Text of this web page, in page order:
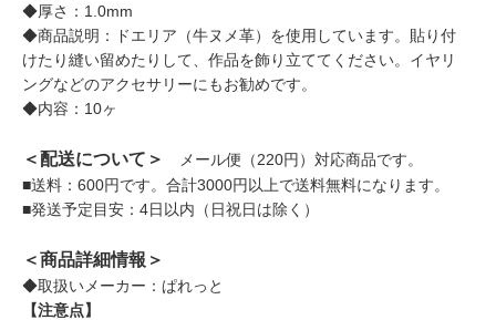
◆厚さ：1.0mm
◆商品説明：ドエリア（牛ヌメ革）を使用しています。貼り付
けたり縫い留めたりして、作品を飾り立ててください。イヤリ
ングなどのアクセサリーにもお勧めです。
◆内容：10ヶ
＜配送について＞
メール便（220円）対応商品です。
■送料：600円です。合計3000円以上で送料無料になります。
■発送予定目安：4日以内（日祝日は除く）
＜商品詳細情報＞
◆取扱いメーカー：ぱれっと
【注意点】